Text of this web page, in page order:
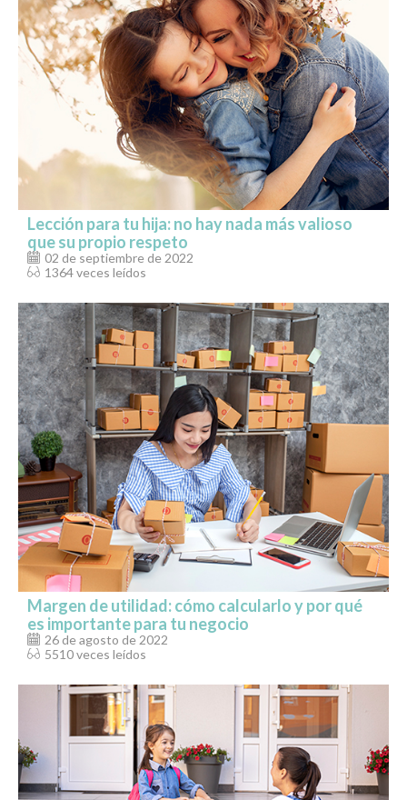
Lección para tu hija: no hay nada más valioso
que su propio respeto
02 de septiembre de 2022
1364 veces leídos
Margen de utilidad: cómo calcularlo y por qué
es importante para tu negocio
26 de agosto de 2022
5510 veces leídos